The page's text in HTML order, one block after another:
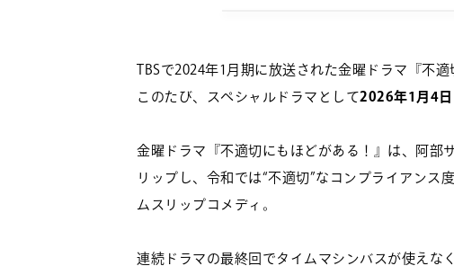
TBSで2024年1月期に放送された金曜ドラマ『不適
このたび、スペシャルドラマとして2026年1月4
金曜ドラマ『不適切にもほどがある！』は、阿部
リップし、令和では“不適切”なコンプライアンス
ムスリップコメディ。
連続ドラマの最終回でタイムマシンバスが使えな